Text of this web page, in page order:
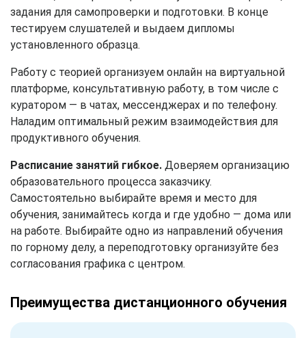
задания для самопроверки и подготовки. В конце
тестируем слушателей и выдаем дипломы
установленного образца.
Работу с теорией организуем онлайн на виртуальной
платформе, консультативную работу, в том числе с
куратором — в чатах, мессенджерах и по телефону.
Наладим оптимальный режим взаимодействия для
продуктивного обучения.
Расписание занятий гибкое. Доверяем организацию
образовательного процесса заказчику.
Самостоятельно выбирайте время и место для
обучения, занимайтесь когда и где удобно — дома или
на работе. Выбирайте одно из направлений обучения
по горному делу, а переподготовку организуйте без
согласования графика с центром.
Преимущества дистанционного обучения